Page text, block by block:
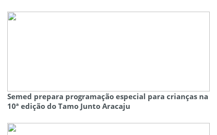
Semed prepara programação especial para crianças na
10ª edição do Tamo Junto Aracaju